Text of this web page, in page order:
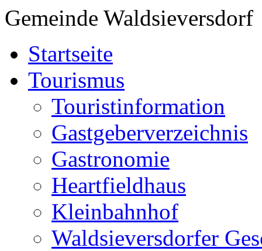
Gemeinde Waldsieversdorf
Startseite
Tourismus
Touristinformation
Gastgeberverzeichnis
Gastronomie
Heartfieldhaus
Kleinbahnhof
Waldsieversdorfer